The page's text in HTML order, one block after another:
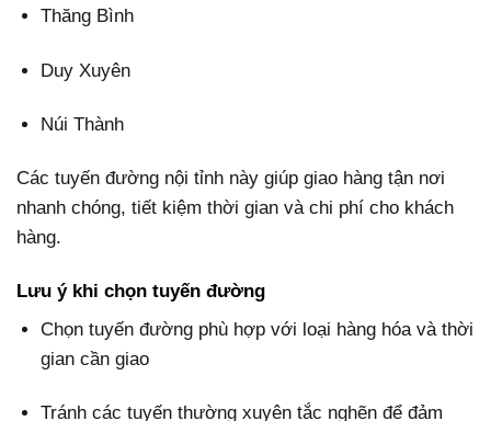
Thăng Bình
Duy Xuyên
Núi Thành
Các tuyến đường nội tỉnh này giúp giao hàng tận nơi
nhanh chóng, tiết kiệm thời gian và chi phí cho khách
hàng.
Lưu ý khi chọn tuyến đường
Chọn tuyến đường phù hợp với loại hàng hóa và thời
gian cần giao
Tránh các tuyến thường xuyên tắc nghẽn để đảm